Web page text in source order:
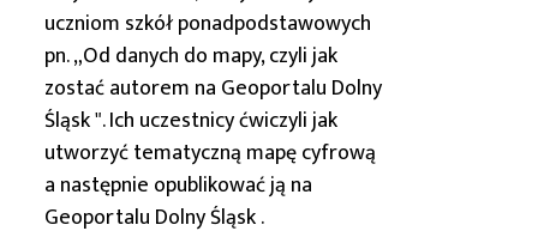
uczniom szkół ponadpodstawowych
pn. „Od danych do mapy, czyli jak
zostać autorem na Geoportalu Dolny
Śląsk". Ich uczestnicy ćwiczyli jak
utworzyć tematyczną mapę cyfrową
a następnie opublikować ją na
Geoportalu Dolny Śląsk.